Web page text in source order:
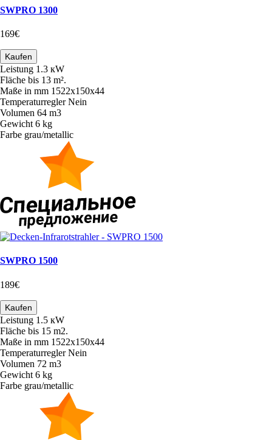
SWPRO 1300
169€
Kaufen
Leistung 1.3 кW
Fläche bis 13 m².
Maße in mm 1522х150х44
Temperaturregler Nein
Volumen 64 m3
Gewicht 6 kg
Farbe grau/metallic
SWPRO 1500
189€
Kaufen
Leistung 1.5 кW
Fläche bis 15 m2.
Maße in mm 1522х150х44
Temperaturregler Nein
Volumen 72 m3
Gewicht 6 kg
Farbe grau/metallic